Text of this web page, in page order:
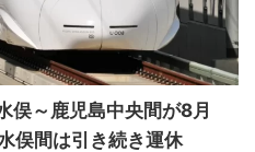
俣～鹿児島中央間が8月
俣間は引き続き運休